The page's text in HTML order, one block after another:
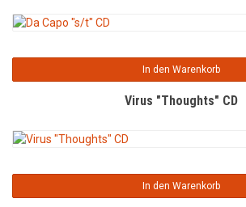
In den Warenkorb
Virus "Thoughts" CD
In den Warenkorb